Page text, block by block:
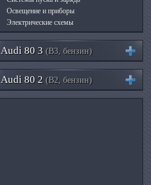
Освещение и приборы
Электрические схемы
Audi 80 3 (B3, бензин)
Audi 80 2 (B2, бензин)